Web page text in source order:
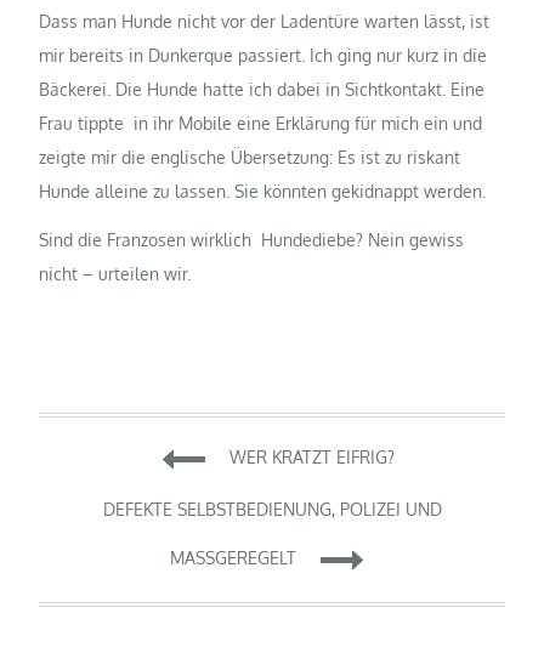
Dass man Hunde nicht vor der Ladentüre warten lässt, ist
mir bereits in Dunkerque passiert. Ich ging nur kurz in die
Bäckerei. Die Hunde hatte ich dabei in Sichtkontakt. Eine
Frau tippte in ihr Mobile eine Erklärung für mich ein und
zeigte mir die englische Übersetzung: Es ist zu riskant
Hunde alleine zu lassen. Sie könnten gekidnappt werden.
Sind die Franzosen wirklich Hundediebe? Nein gewiss
nicht – urteilen wir.
Beitragsnavigation
WER KRATZT EIFRIG?
DEFEKTE SELBSTBEDIENUNG, POLIZEI UND
MASSGEREGELT